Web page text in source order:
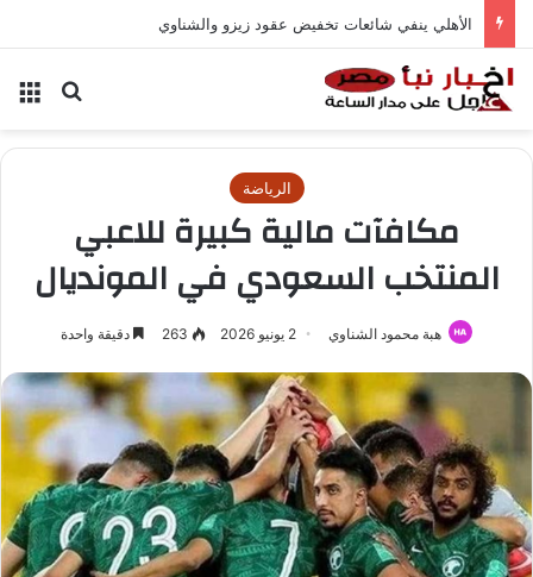
الأهلي ينفي شائعات تخفيض عقود زيزو والشناوي
بحث
الرياضة
مكافآت مالية كبيرة للاعبي
المنتخب السعودي في المونديال
هبة محمود الشناوي 2 يونيو 2026 263 دقيقة واحدة